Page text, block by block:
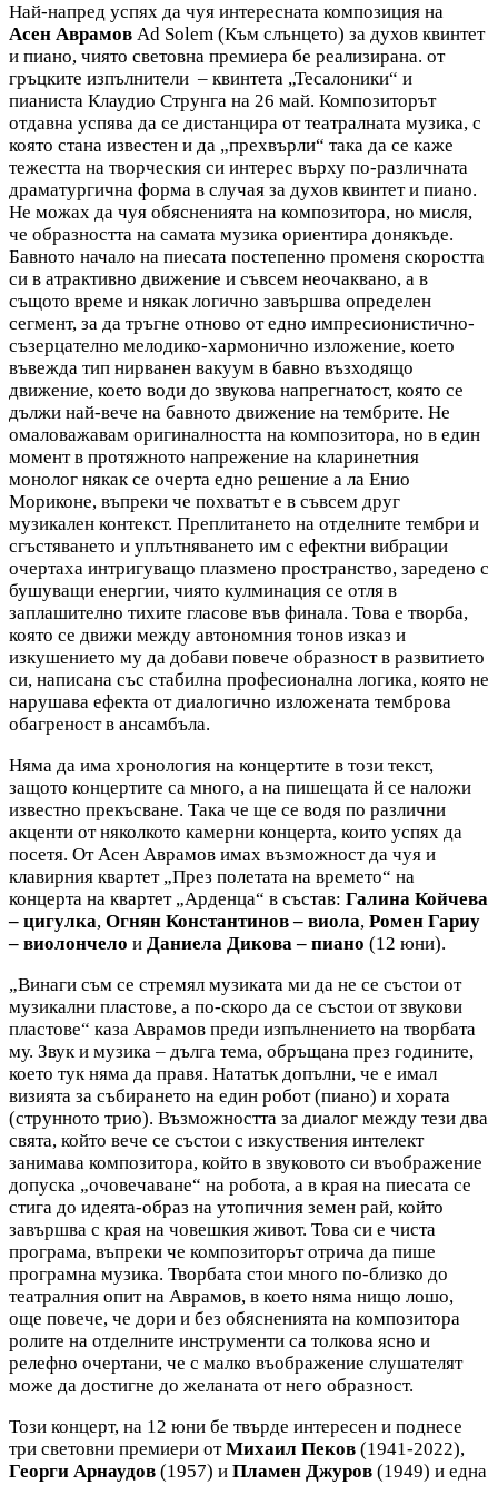
Най-напред успях да чуя интересната композиция на
Асен Аврамов Ad Solem (Към слънцето) за духов квинтет
и пиано, чиято световна премиера бе реализирана. от
гръцките изпълнители – квинтета „Тесалоники“ и
пианиста Клаудио Струнга на 26 май. Композиторът
отдавна успява да се дистанцира от театралната музика, с
която стана известен и да „прехвърли“ така да се каже
тежестта на творческия си интерес върху по-различната
драматургична форма в случая за духов квинтет и пиано.
Не можах да чуя обясненията на композитора, но мисля,
че образността на самата музика ориентира донякъде.
Бавното начало на пиесата постепенно променя скоростта
си в атрактивно движение и съвсем неочаквано, а в
същото време и някак логично завършва определен
сегмент, за да тръгне отново от едно импресионистично-
съзерцателно мелодико-хармонично изложение, което
въвежда тип нирванен вакуум в бавно възходящо
движение, което води до звукова напрегнатост, която се
дължи най-вече на бавното движение на тембрите. Не
омаловажавам оригиналността на композитора, но в един
момент в протяжното напрежение на кларинетния
монолог някак се очерта едно решение а ла Енио
Мориконе, въпреки че похватът е в съвсем друг
музикален контекст. Преплитането на отделните тембри и
сгъстяването и уплътняването им с ефектни вибрации
очертаха интригуващо плазмено пространство, заредено с
бушуващи енергии, чиято кулминация се отля в
заплашително тихите гласове във финала. Това е творба,
която се движи между автономния тонов изказ и
изкушението му да добави повече образност в развитието
си, написана със стабилна професионална логика, която не
нарушава ефекта от диалогично изложената темброва
обагреност в ансамбъла.
Няма да има хронология на концертите в този текст,
защото концертите са много, а на пишещата й се наложи
известно прекъсване. Така че ще се водя по различни
акценти от няколкото камерни концерта, които успях да
посетя. От Асен Аврамов имах възможност да чуя и
клавирния квартет „През полетата на времето“ на
концерта на квартет „Арденца“ в състав: Галина Койчева
– цигулка, Огнян Константинов – виола, Ромен Гариу
– виолончело и Даниела Дикова – пиано (12 юни).
„Винаги съм се стремял музиката ми да не се състои от
музикални пластове, а по-скоро да се състои от звукови
пластове“ каза Аврамов преди изпълнението на творбата
му. Звук и музика – дълга тема, обръщана през годините,
което тук няма да правя. Нататък допълни, че е имал
визията за събирането на един робот (пиано) и хората
(струнното трио). Възможността за диалог между тези два
свята, който вече се състои с изкуствения интелект
занимава композитора, който в звуковото си въображение
допуска „очовечаване“ на робота, а в края на пиесата се
стига до идеята-образ на утопичния земен рай, който
завършва с края на човешкия живот. Това си е чиста
програма, въпреки че композиторът отрича да пише
програмна музика. Творбата стои много по-близко до
театралния опит на Аврамов, в което няма нищо лошо,
още повече, че дори и без обясненията на композитора
ролите на отделните инструменти са толкова ясно и
релефно очертани, че с малко въображение слушателят
може да достигне до желаната от него образност.
Този концерт, на 12 юни бе твърде интересен и поднесе
три световни премиери отМихаил Пеков (1941-2022),
Георги Арнаудов (1957) и Пламен Джуров (1949) и една